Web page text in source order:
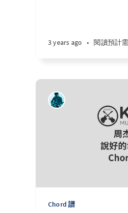
3 years ago • 閱讀預計
Chord 譜